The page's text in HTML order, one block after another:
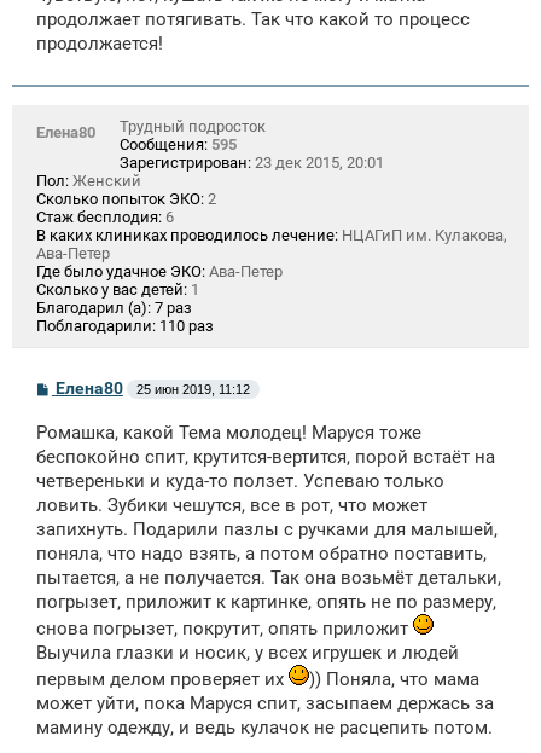
продолжает потягивать. Так что какой то процесс
продолжается!
Елена80
Трудный подросток
Сообщения: 595
Зарегистрирован: 23 дек 2015, 20:01
Пол: Женский
Сколько попыток ЭКО: 2
Стаж бесплодия: 6
В каких клиниках проводилось лечение: НЦАГиП им. Кулакова,
Ава-Петер
Где было удачное ЭКО: Ава-Петер
Сколько у вас детей: 1
Благодарил (а): 7 раз
Поблагодарили: 110 раз
С
о
б
щ
н
и
Елена80 25 июн 2019, 11:12
Ромашка, какой Тема молодец! Маруся тоже
беспокойно спит, крутится-вертится, порой встаёт на
четвереньки и куда-то ползет. Успеваю только
ловить. Зубики чешутся, все в рот, что может
запихнуть. Подарили пазлы с ручками для малышей,
поняла, что надо взять, а потом обратно поставить,
пытается, а не получается. Так она возьмёт детальки,
погрызет, приложит к картинке, опять не по размеру,
снова погрызет, покрутит, опять приложит
Выучила глазки и носик, у всех игрушек и людей
первым делом проверяет их
)) Поняла, что мама
может уйти, пока Маруся спит, засыпаем держась за
мамину одежду, и ведь кулачок не расцепить потом.